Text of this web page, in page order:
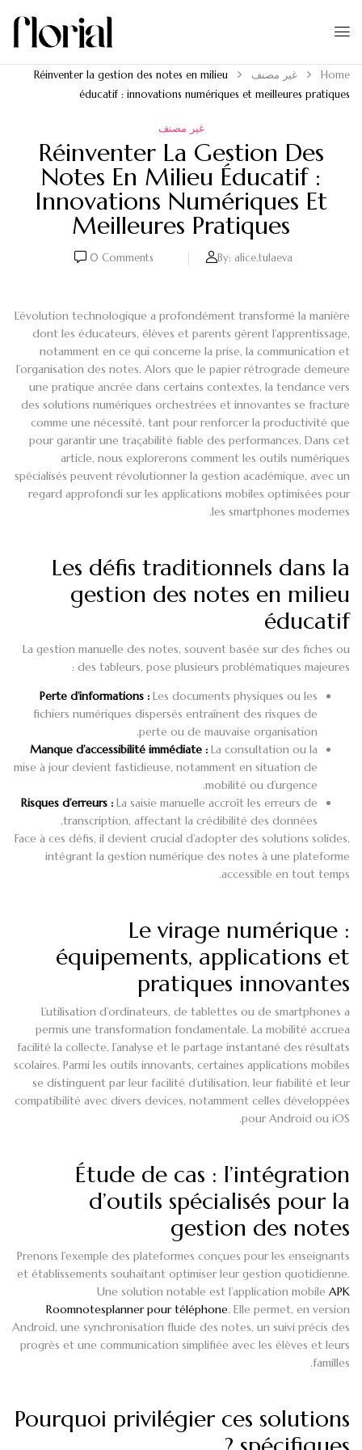
Home غير مصنف
Réinventer la gestion des notes en milieu
éducatif : innovations numériques et meilleures pratiques
غير مصنف
Réinventer La Gestion Des
Notes En Milieu Éducatif :
Innovations Numériques Et
Meilleures Pratiques
By: alice.tulaeva
0 Comments
L’évolution technologique a profondément transformé la manière
dont les éducateurs, élèves et parents gèrent l’apprentissage,
notamment en ce qui concerne la prise, la communication et
l’organisation des notes. Alors que le papier rétrograde demeure
une pratique ancrée dans certains contextes, la tendance vers
des solutions numériques orchestrées et innovantes se fracture
comme une nécessité, tant pour renforcer la productivité que
pour garantir une traçabilité fiable des performances. Dans cet
article, nous explorerons comment les outils numériques
spécialisés peuvent révolutionner la gestion académique, avec un
regard approfondi sur les applications mobiles optimisées pour
les smartphones modernes.
Les défis traditionnels dans la
gestion des notes en milieu
éducatif
La gestion manuelle des notes, souvent basée sur des fiches ou
des tableurs, pose plusieurs problématiques majeures :
Perte d’informations : Les documents physiques ou les
fichiers numériques dispersés entraînent des risques de
perte ou de mauvaise organisation.
Manque d’accessibilité immédiate : La consultation ou la
mise à jour devient fastidieuse, notamment en situation de
mobilité ou d’urgence.
Risques d’erreurs : La saisie manuelle accroît les erreurs de
transcription, affectant la crédibilité des données.
Face à ces défis, il devient crucial d’adopter des solutions solides,
intégrant la gestion numérique des notes à une plateforme
accessible en tout temps.
Le virage numérique :
équipements, applications et
pratiques innovantes
L’utilisation d’ordinateurs, de tablettes ou de smartphones a
permis une transformation fondamentale. La mobilité accruea
facilité la collecte, l’analyse et le partage instantané des résultats
scolaires. Parmi les outils innovants, certaines applications mobiles
se distinguent par leur facilité d’utilisation, leur fiabilité et leur
compatibilité avec divers devices, notamment celles développées
pour Android ou iOS.
Étude de cas : l’intégration
d’outils spécialisés pour la
gestion des notes
Prenons l’exemple des plateformes conçues pour les enseignants
et établissements souhaitant optimiser leur gestion quotidienne.
Une solution notable est l’application mobile APK
Roomnotesplanner pour téléphone. Elle permet, en version
Android, une synchronisation fluide des notes, un suivi précis des
progrès et une communication simplifiée avec les élèves et leurs
familles.
Pourquoi privilégier ces solutions